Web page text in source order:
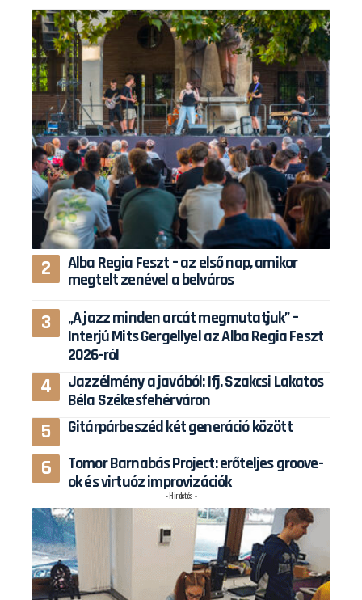
Alba Regia Feszt – az első nap, amikor
megtelt zenével a belváros
„A jazz minden arcát megmutatjuk” –
Interjú Mits Gergellyel az Alba Regia Feszt
2026-ról
Jazzélmény a javából: Ifj. Szakcsi Lakatos
Béla Székesfehérváron
Gitárpárbeszéd két generáció között
Tomor Barnabás Project: erőteljes groove-
ok és virtuóz improvizációk
- Hirdetés -